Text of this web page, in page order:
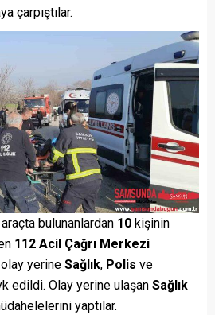
çarpıştılar.
bulunanlardan 10 kişinin
112 Acil Çağrı Merkezi
yerine Sağlık, Polis ve
edildi. Olay yerine ulaşan Sağlık
yaptılar.